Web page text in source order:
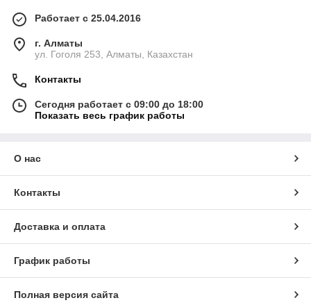
Работает с 25.04.2016
г. Алматы
ул. Гоголя 253, Алматы, Казахстан
Контакты
Сегодня работает с 09:00 до 18:00
Показать весь график работы
О нас
Контакты
Доставка и оплата
График работы
Полная версия сайта